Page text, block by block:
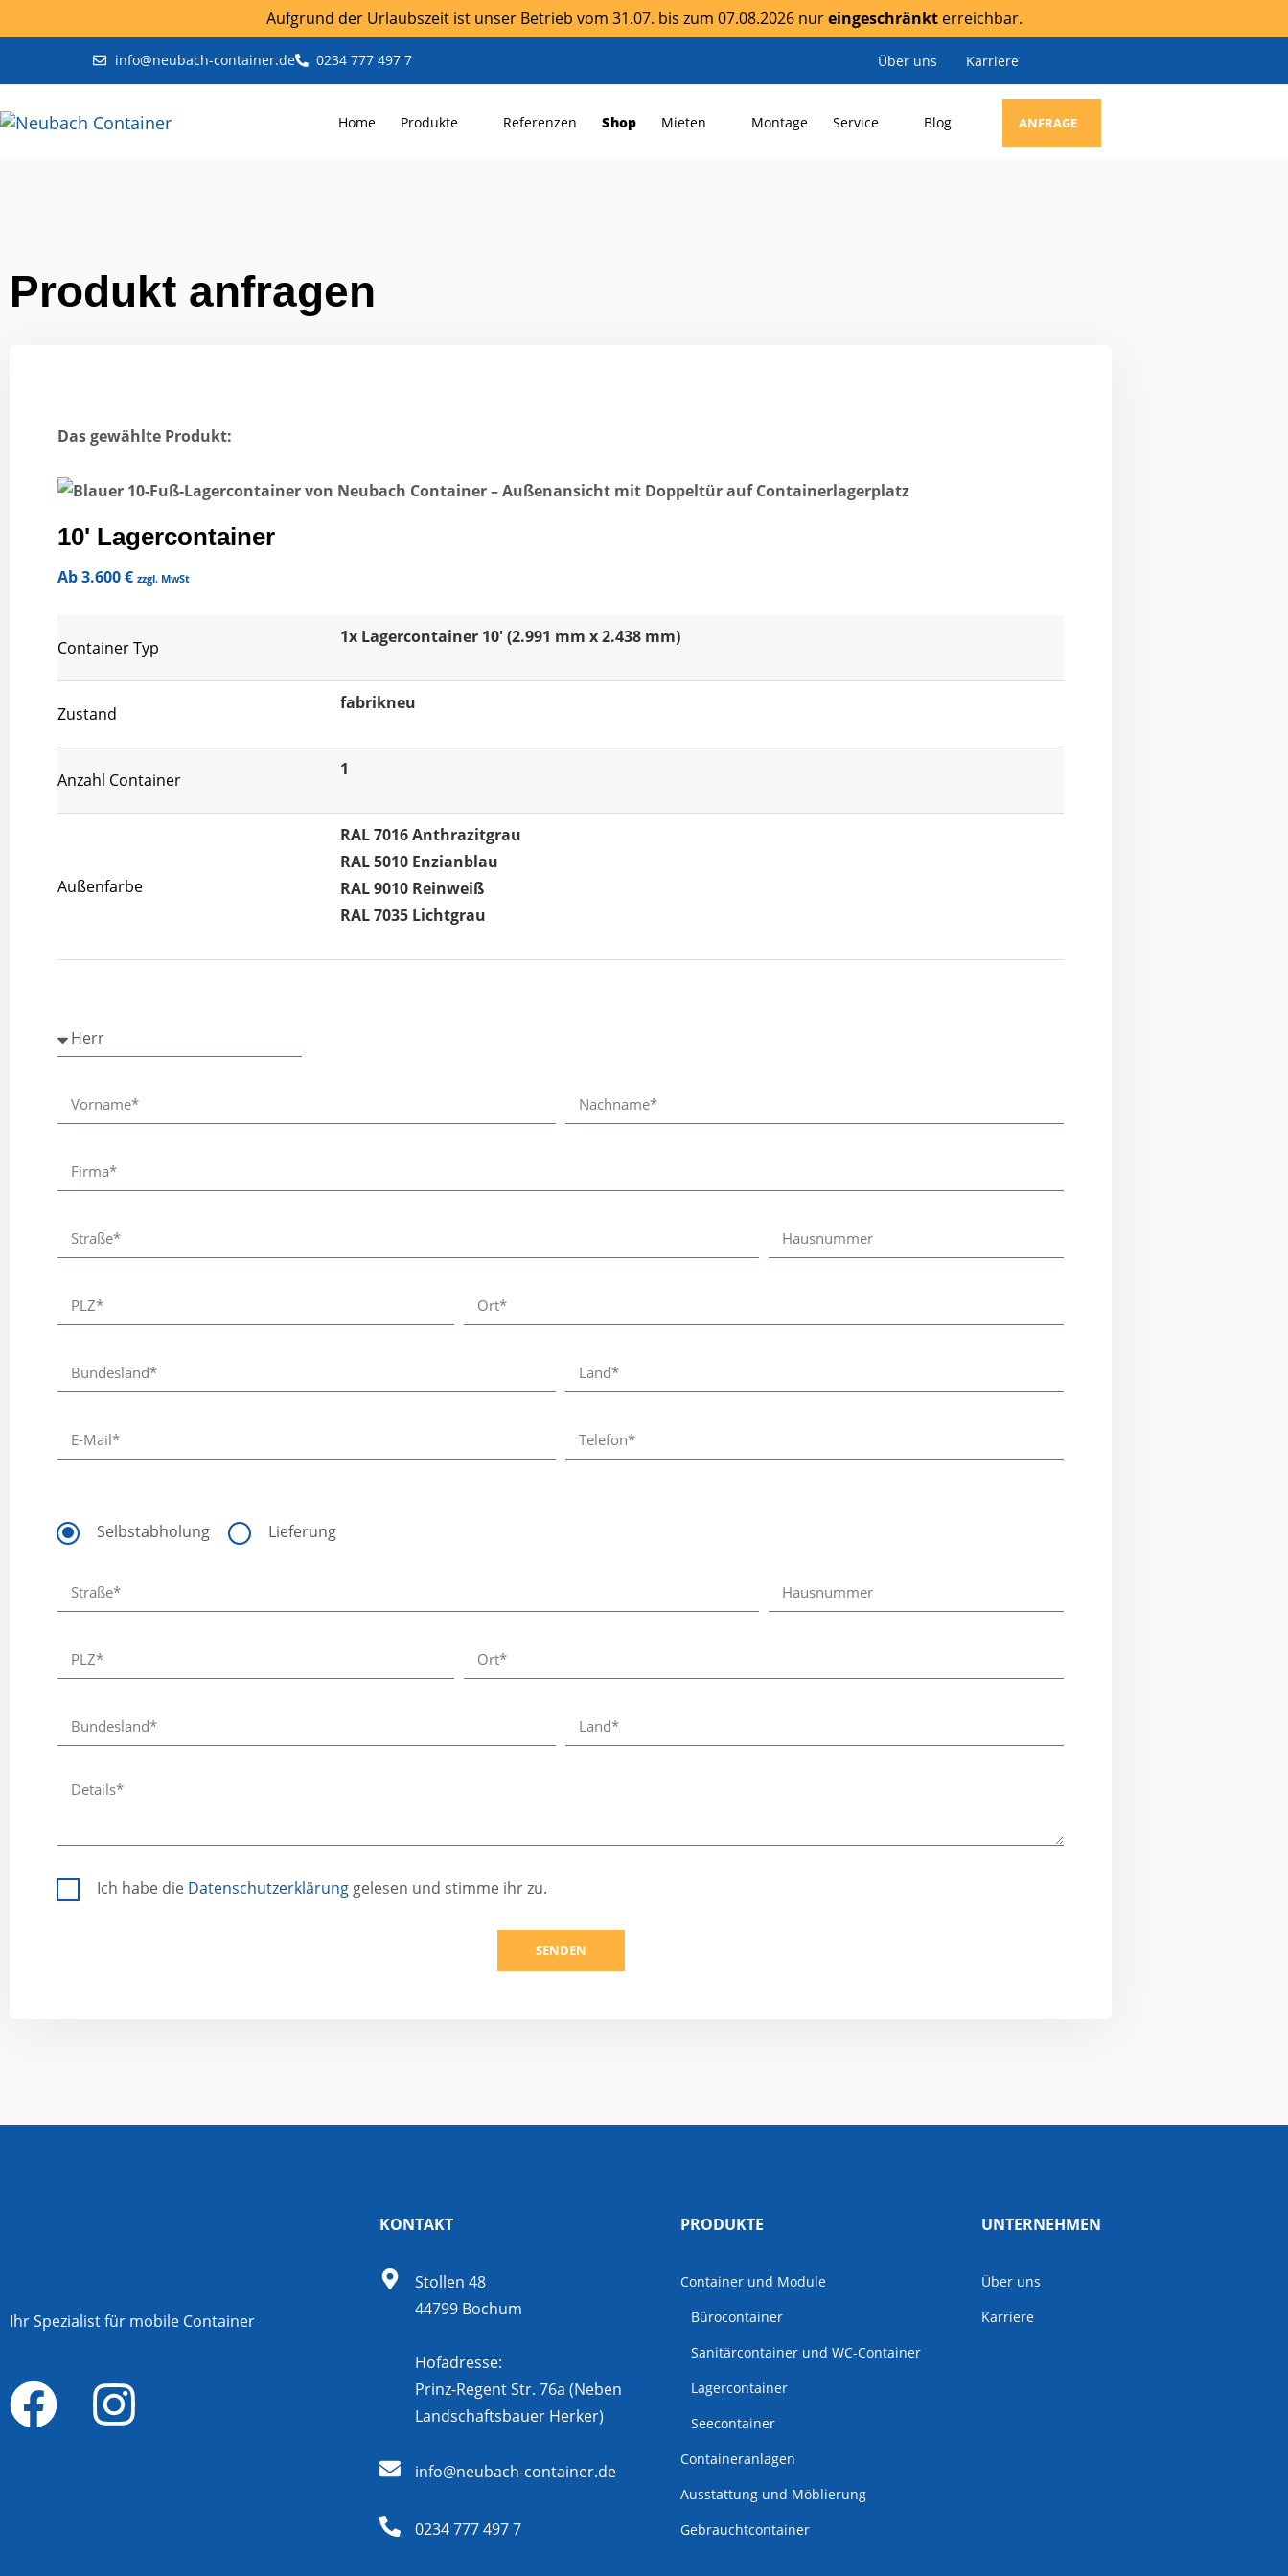
Aufgrund der Urlaubszeit ist unser Betrieb vom 31.07. bis zum 07.08.2026 nureingeschränkterreichbar.
info@neubach-container.de 0234 777 497 7 Über uns Karriere
Home Produkte Referenzen Shop Mieten Montage Service Blog ANFRAGE
Produkt anfragen
Das gewählte Produkt:
10' Lagercontainer
Ab3.600€ zzgl. MwSt
Container Typ
1x Lagercontainer 10' (2.991 mm x 2.438 mm)
Zustand
fabrikneu
Anzahl Container
1
Außenfarbe
RAL 7016 Anthrazitgrau
RAL 5010 Enzianblau
RAL 9010 Reinweiß
RAL 7035 Lichtgrau
Selbstabholung Lieferung
Ich habe die Datenschutzerklärung gelesen und stimme ihr zu.
SENDEN
Ihr Spezialist für mobile Container
KONTAKT
Stollen 48
44799 Bochum
Hofadresse:
Prinz-Regent Str. 76a (Neben
Landschaftsbauer Herker)
info@neubach-container.de
0234 777 497 7
PRODUKTE
Container und Module
Bürocontainer
Sanitärcontainer und WC-Container
Lagercontainer
Seecontainer
Containeranlagen
Ausstattung und Möblierung
Gebrauchtcontainer
UNTERNEHMEN
Über uns
Karriere